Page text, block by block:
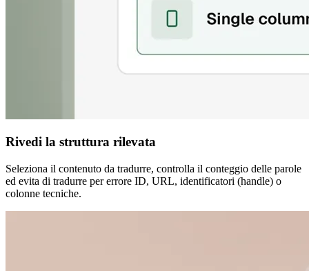
Rivedi la struttura rilevata
Seleziona il contenuto da tradurre, controlla il conteggio delle parole
ed evita di tradurre per errore ID, URL, identificatori (handle) o
colonne tecniche.